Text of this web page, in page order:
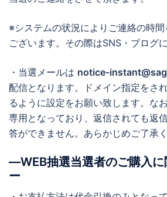
※システムの状況によりご連絡の時
ございます。その際はSNS・ブログ
・当選メールは notice-
配信となります。ドメイン指定をさ
るように設定をお願い致します。な
専用となっており、返信されても返
答ができません。あらかじめご了承く
―WEB抽選当選者のご購入に
ー